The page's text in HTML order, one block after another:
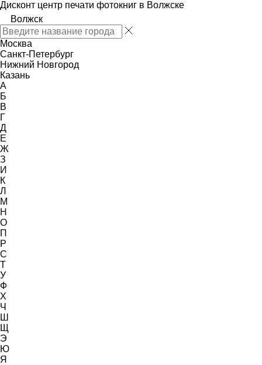
Дисконт центр печати фотокниг в Волжске
Волжск
Москва
Санкт-Петербург
Нижний Новгород
Казань
А
Б
В
Г
Д
Е
Ж
З
И
К
Л
М
Н
О
П
Р
С
Т
У
Ф
Х
Ч
Ш
Щ
Э
Ю
Я